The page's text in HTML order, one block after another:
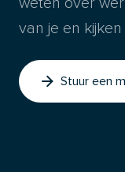
van je en
Stuur een